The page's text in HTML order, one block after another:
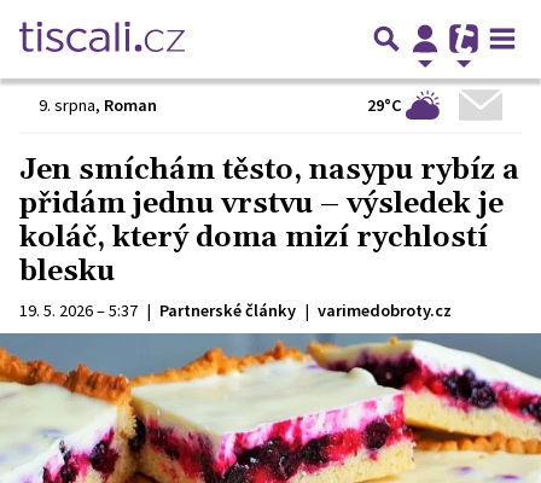
9. srpna, Roman 29°C
Jen smíchám těsto, nasypu rybíz a
přidám jednu vrstvu – výsledek je
koláč, který doma mizí rychlostí
blesku
19. 5. 2026 – 5:37 | Partnerské články | varimedobroty.cz